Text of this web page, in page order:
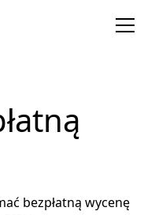
bezpłatną wycenę